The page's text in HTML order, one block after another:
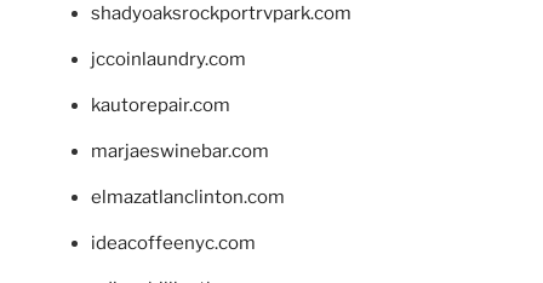
shadyoaksrockportrvpark.com
jccoinlaundry.com
kautorepair.com
marjaeswinebar.com
elmazatlanclinton.com
ideacoffeenyc.com